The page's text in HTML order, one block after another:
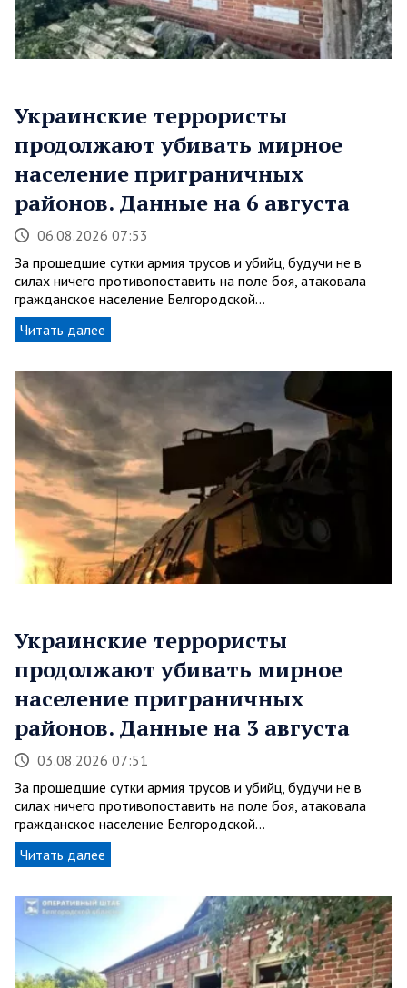
Украинские террористы
продолжают убивать мирное
население приграничных
районов. Данные на 6 августа
06.08.2026 07:53
За прошедшие сутки армия трусов и убийц, будучи не в
силах ничего противопоставить на поле боя, атаковала
гражданское население Белгородской…
Читать далее
Украинские террористы
продолжают убивать мирное
население приграничных
районов. Данные на 3 августа
03.08.2026 07:51
За прошедшие сутки армия трусов и убийц, будучи не в
силах ничего противопоставить на поле боя, атаковала
гражданское население Белгородской…
Читать далее